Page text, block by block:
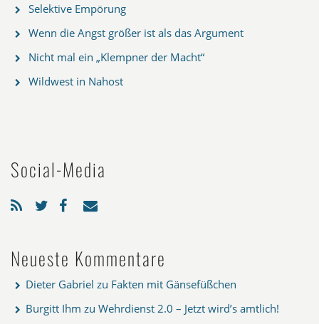
Selektive Empörung
Wenn die Angst größer ist als das Argument
Nicht mal ein „Klempner der Macht“
Wildwest in Nahost
Social-Media
Neueste Kommentare
Dieter Gabriel zu Fakten mit Gänsefüßchen
Burgitt Ihm zu Wehrdienst 2.0 – Jetzt wird’s amtlich!